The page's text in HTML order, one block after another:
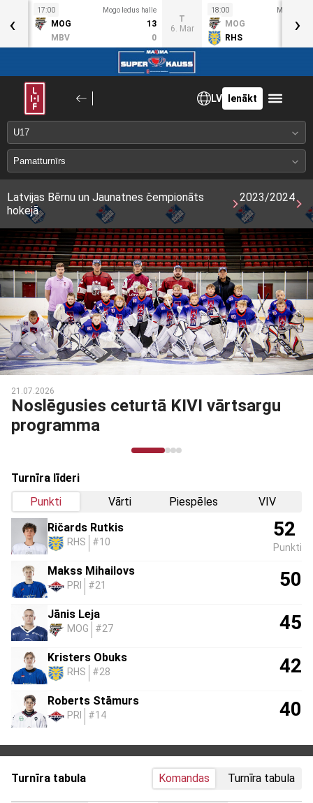
17:00 Mogo ledus halle
MOG
13
MBV
0
T
6. Mar
18:00 Mogo
MOG
RHS
‹ ›
LV Ienākt
Latvijas Bērnu un Jaunatnes čempionāts
hokejā
2023/2024
Noslēdzies Talantu Izcilības
programmas otrais posms
Turnīra līderi
Punkti
Vārti Piespēles
VIV
Ričards Rutkis
RHS #10
52
Punkti
Makss Mihailovs
PRI #21 50
Jānis Leja
MOG #27 45
Kristers Obuks
RHS #28 42
Roberts Stāmurs
PRI #14 40
Turnīra tabula Komandas Turnīra tabula